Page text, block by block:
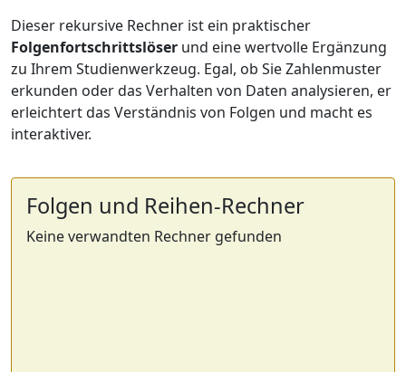
Dieser rekursive Rechner ist ein praktischer
Folgenfortschrittslöser und eine wertvolle Ergänzung
zu Ihrem Studienwerkzeug. Egal, ob Sie Zahlenmuster
erkunden oder das Verhalten von Daten analysieren, er
erleichtert das Verständnis von Folgen und macht es
interaktiver.
Folgen und Reihen-Rechner
Keine verwandten Rechner gefunden